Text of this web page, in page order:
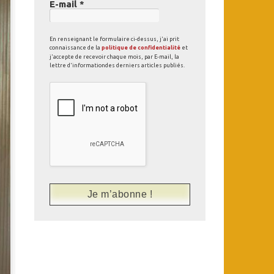
E-mail *
En renseignant le formulaire ci-dessus, j'ai prit
connaissance de la politique de confidentialité et
j'accepte de recevoir chaque mois, par E-mail, la
lettre d'informationdes derniers articles publiés.